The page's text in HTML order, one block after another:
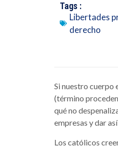
Tags :
Libertades
derecho
Si nuestro cuerpo
(término
qué no
empresas y dar
Los católicos